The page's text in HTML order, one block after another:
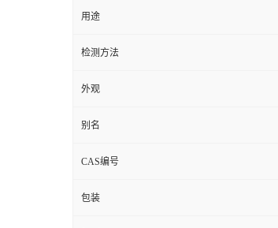
用途
检测方法
外观
别名
CAS编号
包装